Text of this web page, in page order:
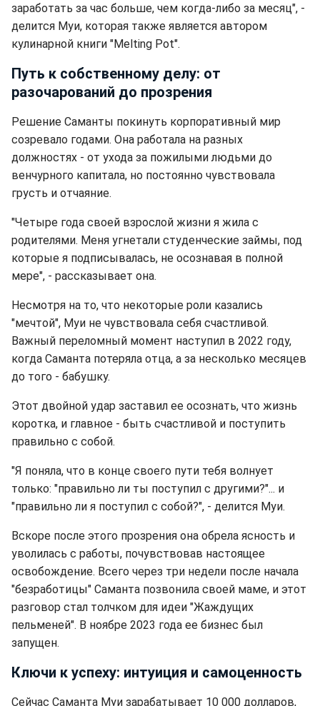
заработать за час больше, чем когда-либо за месяц", -
делится Муи, которая также является автором
кулинарной книги "Melting Pot".
Путь к собственному делу: от
разочарований до прозрения
Решение Саманты покинуть корпоративный мир
созревало годами. Она работала на разных
должностях - от ухода за пожилыми людьми до
венчурного капитала, но постоянно чувствовала
грусть и отчаяние.
"Четыре года своей взрослой жизни я жила с
родителями. Меня угнетали студенческие займы, под
которые я подписывалась, не осознавая в полной
мере", - рассказывает она.
Несмотря на то, что некоторые роли казались
"мечтой", Муи не чувствовала себя счастливой.
Важный переломный момент наступил в 2022 году,
когда Саманта потеряла отца, а за несколько месяцев
до того - бабушку.
Этот двойной удар заставил ее осознать, что жизнь
коротка, и главное - быть счастливой и поступить
правильно с собой.
"Я поняла, что в конце своего пути тебя волнует
только: "правильно ли ты поступил с другими?"... и
"правильно ли я поступил с собой?", - делится Муи.
Вскоре после этого прозрения она обрела ясность и
уволилась с работы, почувствовав настоящее
освобождение. Всего через три недели после начала
"безработицы" Саманта позвонила своей маме, и этот
разговор стал толчком для идеи "Жаждущих
пельменей". В ноябре 2023 года ее бизнес был
запущен.
Ключи к успеху: интуиция и самоценность
Сейчас Саманта Муи зарабатывает 10 000 долларов,